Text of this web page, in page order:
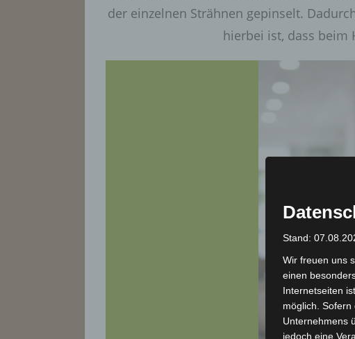
der einzelnen Strähnen gepinselt.
hierbei ist, dass beim
Stand:
Wir freuen uns
einen
Internetseiten
möglich.
Unternehmens
jedoch eine